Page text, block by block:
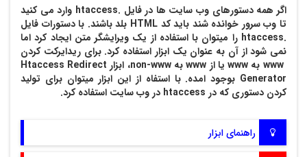
اگر همه دستورهای وب سایت ها در فایل .htaccess وارد می کنید
تا وب سرور خوانده شند باید کد HTML بلد باشند. با دستورات فایل
.htaccess را میتوان با استفاده از یک ویرایشگر متن ایجاد کرد اما
نمی شود از آن به عنوان یک ابزار استفاده کرد. برای ریدایرکت کردن
www به www یا از www به non-www، ابزار Htaccess Redirect
Generator بوجود امده. با استفاه از این ابزار میتوان برای تولید
کردن دستوری که در htaccess در وب سایت استفاده کرد.
راهنمای ابزار